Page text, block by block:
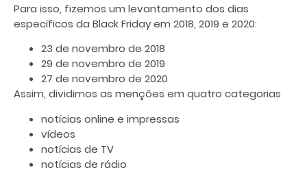
Para isso, fizemos um levantamento dos dias
específicos da Black Friday em 2018, 2019 e 2020:
23 de novembro de 2018
29 de novembro de 2019
27 de novembro de 2020
Assim, dividimos as menções em quatro categorias
notícias online e impressas
vídeos
notícias de TV
notícias de rádio